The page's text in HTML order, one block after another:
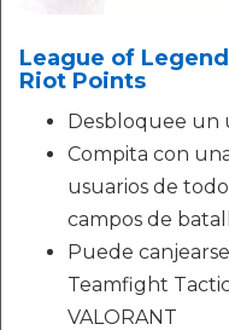
League of
Riot Points
Desbloquee un
Compita con
usuarios de
campos de
Puede
Teamfight
VALORANT